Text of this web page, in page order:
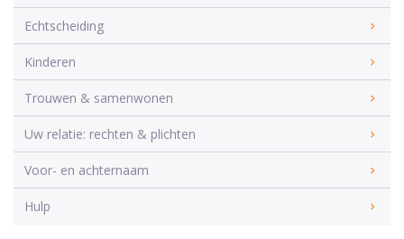
Echtscheiding
Kinderen
Trouwen & samenwonen
Uw relatie: rechten & plichten
Voor- en achternaam
Hulp